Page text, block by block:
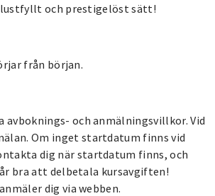
lustfyllt och prestigelöst sätt!
från början.
avboknings- och anmälningsvillkor. Vid
Om inget startdatum finns vid
dig när startdatum finns, och
bra att delbetala kursavgiften!
dig via webben.